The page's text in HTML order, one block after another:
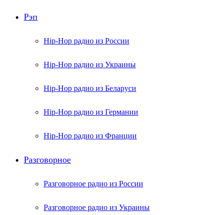
Рэп
Hip-Hop радио из России
Hip-Hop радио из Украины
Hip-Hop радио из Беларуси
Hip-Hop радио из Германии
Hip-Hop радио из Франции
Разговорное
Разговорное радио из России
Разговорное радио из Украины